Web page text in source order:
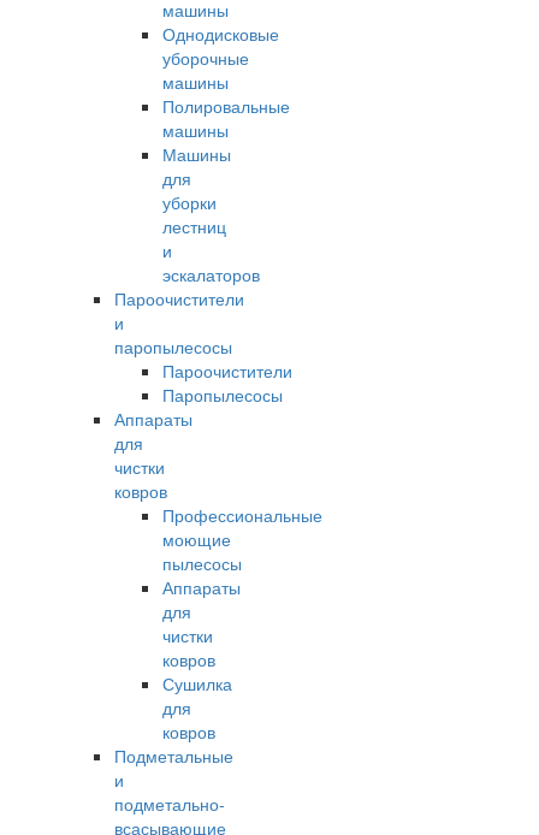
машины
Однодисковые
уборочные
машины
Полировальные
машины
Машины
для
уборки
лестниц
и
эскалаторов
Пароочистители
и
паропылесосы
Пароочистители
Паропылесосы
Аппараты
для
чистки
ковров
Профессиональные
моющие
пылесосы
Аппараты
для
чистки
ковров
Сушилка
для
ковров
Подметальные
и
подметально-
всасывающие